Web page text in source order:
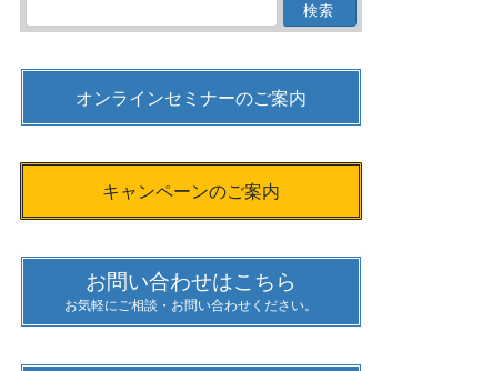
索:
オンラインセミナーのご案内
キャンペーンのご案内
お問い合わせはこちら
お気軽にご相談・お問い合わせください。